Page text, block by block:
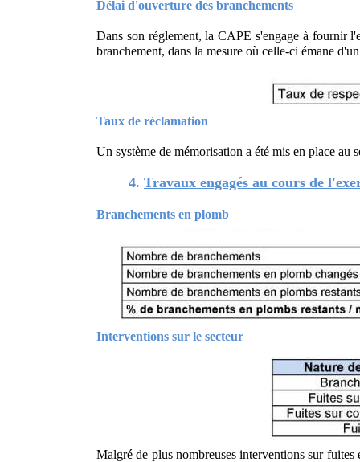
Délai d'ouverture des branchements
Dans son réglement, la CAPE s'engage à fournir
branchement, dans la mesure où celle-ci émane
Taux de réclamation
Un système de mémorisation a été mis en place
4. Travaux engagés au cours de
Branchements en plomb
Interventions sur le secteur
Malgré de plus nombreuses interventions sur